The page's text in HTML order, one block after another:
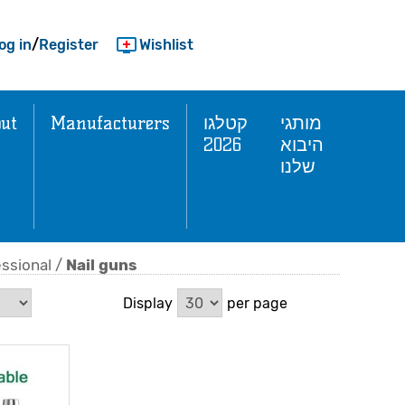
in/Register Wishlist
Manufacturers
קטלגו
2026
מותגי
היבוא
שלנו
/ Nail guns
Display per page